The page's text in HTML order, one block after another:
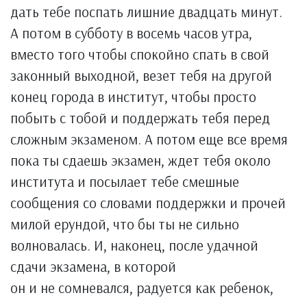
дать тебе поспать лишние двадцать минут.
А потом в субботу в восемь часов утра,
вместо того чтобы спокойно спать в свой
законный выходной, везет тебя на другой
конец города в институт, чтобы просто
побыть с тобой и поддержать тебя перед
сложным экзаменом. А потом еще все время
пока ты сдаешь экзамен, ждет тебя около
института и посылает тебе смешные
сообщения со словами поддержки и прочей
милой ерундой, что бы ты не сильно
волновалась. И, наконец, после удачной
сдачи экзамена, в которой
он и не сомневался, радуется как ребенок,